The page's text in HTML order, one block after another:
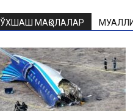
ЎХШАШ МАҚОЛАЛАР